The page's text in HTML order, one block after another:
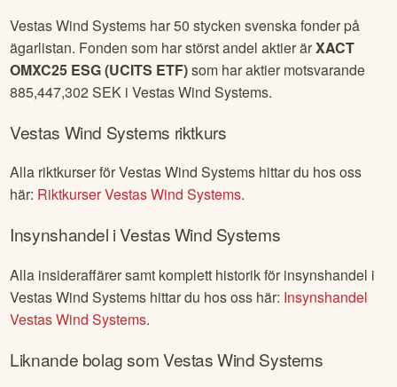
Vestas Wind Systems har50 stycken svenska fonder på
ägarlistan. Fonden som har störst andel aktier ärXACT
OMXC25 ESG (UCITS ETF)som har aktier motsvarande
885,447,302 SEK iVestas Wind Systems.
Vestas Wind Systems riktkurs
Alla riktkurser förVestas Wind Systems hittar du hos oss
här: RiktkurserVestas Wind Systems.
Insynshandel iVestas Wind Systems
Alla insideraffärer samt komplett historik för insynshandel i
Vestas Wind Systems hittar du hos oss här: Insynshandel
Vestas Wind Systems.
Liknande bolag somVestas Wind Systems